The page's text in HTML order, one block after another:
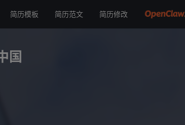
简历模板 简历范文 简历修改
国